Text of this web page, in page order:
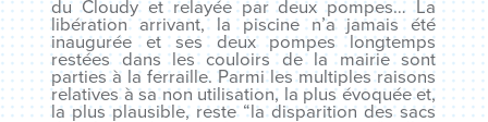
du Cloudy et relayée par deux pompes… La
libération arrivant, la piscine n’a jamais été
inaugurée et ses deux pompes longtemps
restées dans les couloirs de la mairie sont
parties à la ferraille. Parmi les multiples raisons
relatives à sa non utilisation, la plus évoquée et,
la plus plausible, reste “la disparition des sacs